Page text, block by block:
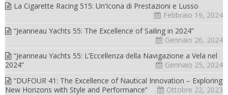
La Cigarette Racing 515: Un’Icona di Prestazioni e Lusso
Febbraio 19, 2024
“Jeanneau Yachts 55: The Excellence of Sailing in 2024”
Gennaio 26, 2024
“Jeanneau Yachts 55: L’Eccellenza della Navigazione a Vela nel
2024”
Gennaio 25, 2024
“DUFOUR 41: The Excellence of Nautical Innovation – Exploring
New Horizons with Style and Performance”
Ottobre 22, 2023